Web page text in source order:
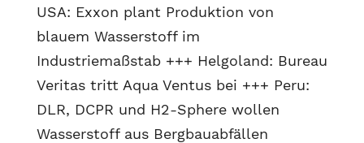
USA: Exxon plant Produktion von
blauem Wasserstoff im
Industriemaßstab +++ Helgoland: Bureau
Veritas tritt Aqua Ventus bei +++ Peru:
DLR, DCPR und H2-Sphere wollen
Wasserstoff aus Bergbauabfällen